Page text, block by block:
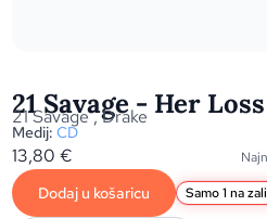
21 Savage - Her
21 Savage,Drake
Medij: CD
13,80€
Dodaj u košaricu Samo 1 na